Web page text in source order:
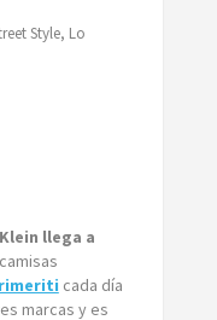
Style, Lo
llega a
cada día
marcas y es